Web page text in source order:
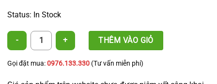
Status: In Stock
A308 Nozzle - 50L - CNC + Tail quantityTHÊM VÀO GIỎ
Gọi đặt mua:0976.133.330 (Tư vấn miễn phí)